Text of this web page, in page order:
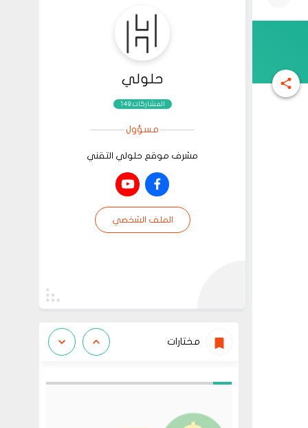
حلولي
المشاركات:149
مسؤول
مشرف موقع حلولي التقني
الملف الشخصي
مختارات